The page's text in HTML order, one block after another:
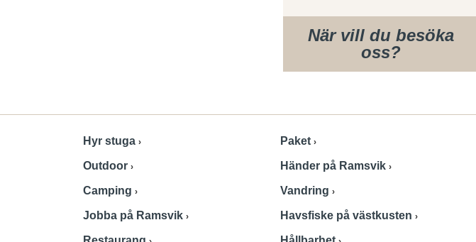
När vill du besöka
oss?
Hyr stuga Paket
Outdoor Händer på Ramsvik
Camping Vandring
Jobba på Ramsvik Havsfiske på västkusten